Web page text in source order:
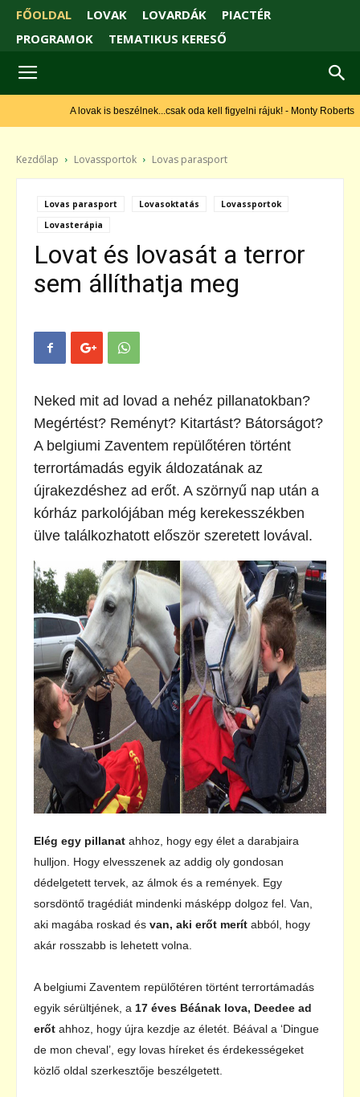
FŐOLDAL LOVAK LOVARDÁK
PIACTÉR
PROGRAMOK
TEMATIKUS KERESŐ
A lovak is beszélnek...csak oda kell figyelni rájuk! - Monty Roberts
Kezdőlap Lovassportok Lovas parasport
Lovas parasport Lovasoktatás
Lovassportok
Lovasterápia
Lovat és lovasát a terror
sem állíthatja meg
Neked mit ad lovad a nehéz pillanatokban?
Megértést? Reményt? Kitartást? Bátorságot?
A belgiumi Zaventem repülőtéren történt
terrortámadás egyik áldozatának az
újrakezdéshez ad erőt. A szörnyű nap után a
kórház parkolójában még kerekesszékben
ülve találkozhatott először szeretett lovával.
Elég egy pillanat ahhoz, hogy egy élet a darabjaira
hulljon. Hogy elvesszenek az addig oly gondosan
dédelgetett tervek, az álmok és a remények. Egy
sorsdöntő tragédiát mindenki másképp dolgoz fel. Van,
aki magába roskad és van, aki erőt merít abból, hogy
akár rosszabb is lehetett volna.
A belgiumi Zaventem repülőtéren történt terrortámadás
egyik sérültjének, a 17 éves Béának lova, Deedee ad
erőt ahhoz, hogy újra kezdje az életét. Béával a ‘Dingue
de mon cheval’, egy lovas híreket és érdekességeket
közlő oldal szerkesztője beszélgetett.